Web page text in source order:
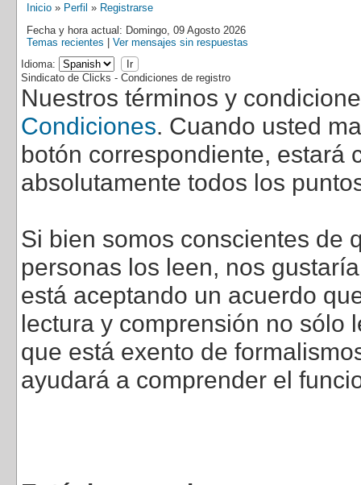
Inicio » Perfil » Registrarse
Fecha y hora actual: Domingo, 09 Agosto 2026
Temas recientes
Ver mensajes sin respuestas
Idioma:
Sindicato de Clicks - Condiciones de registro
Nuestros términos y
Condiciones. Cuando usted
botón correspondiente, estará
absolutamente todos los
Si bien somos conscientes de
personas los leen, nos
está aceptando un acuerdo
lectura y comprensión no sólo
que está exento de
ayudará a comprender el